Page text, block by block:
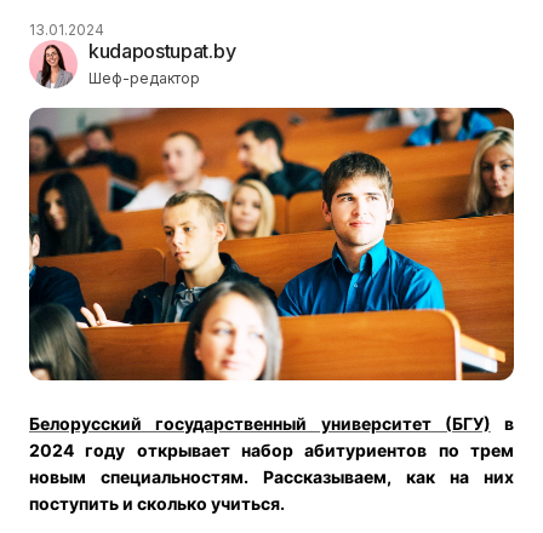
kudapostupat.by
Шеф-редактор
13.01.2024
Белорусский государственный университет (БГУ) в
2024 году открывает набор абитуриентов по трем
новым специальностям. Рассказываем, как на них
поступить и сколько учиться.